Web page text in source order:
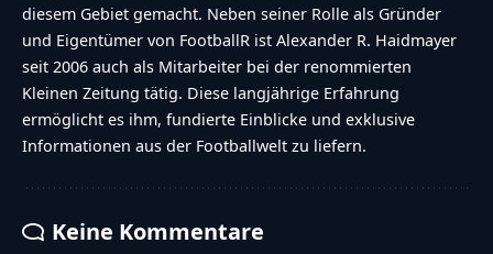
diesem Gebiet gemacht. Neben seiner Rolle als Gründer
und Eigentümer von FootballR ist Alexander R. Haidmayer
seit 2006 auch als Mitarbeiter bei der renommierten
Kleinen Zeitung tätig. Diese langjährige Erfahrung
ermöglicht es ihm, fundierte Einblicke und exklusive
Informationen aus der Footballwelt zu liefern.
Keine Kommentare